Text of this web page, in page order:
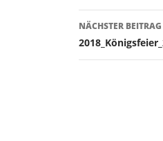
NÄCHSTER BEITRAG